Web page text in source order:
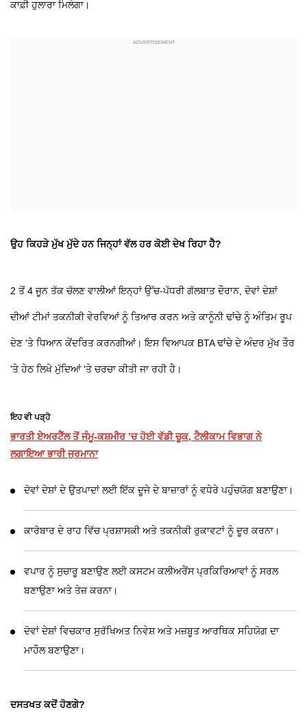
ਕਾਫ਼ੀ ਹੁਲਾਰਾ ਮਿਲੇਗਾ।
ਉਹ ਕਿਹੜੇ ਮੁੱਖ ਮੁੱਦੇ ਹਨ ਜਿਨ੍ਹਾਂ ਵੱਲ ਹਰ ਕੋਈ ਦੇਖ ਰਿਹਾ ਹੈ?
2 ਤੋਂ 4 ਜੂਨ ਤੱਕ ਚੱਲਣ ਵਾਲੀਆਂ ਇਨ੍ਹਾਂ ਉੱਚ-ਪੱਧਰੀ ਗੱਲਬਾਤ ਦੌਰਾਨ, ਦੋਵਾਂ ਦੇਸ਼ਾਂ
ਦੀਆਂ ਟੀਮਾਂ ਤਕਨੀਕੀ ਵੇਰਵਿਆਂ ਨੂੰ ਤਿਆਰ ਕਰਨ ਅਤੇ ਕਾਨੂੰਨੀ ਢਾਂਚੇ ਨੂੰ ਅੰਤਿਮ ਰੂਪ
ਦੇਣ 'ਤੇ ਧਿਆਨ ਕੇਂਦਰਿਤ ਕਰਨਗੀਆਂ। ਇਸ ਵਿਆਪਕ BTA ਢਾਂਚੇ ਦੇ ਅੰਦਰ ਮੁੱਖ ਤੌਰ
'ਤੇ ਹੇਠ ਲਿਖੇ ਮੁੱਦਿਆਂ 'ਤੇ ਚਰਚਾ ਕੀਤੀ ਜਾ ਰਹੀ ਹੈ।
ਇਹ ਵੀ ਪੜ੍ਹੋ
ਭਾਰਤੀ ਏਅਰਟੈੱਲ ਤੋਂ ਜੰਮੂ-ਕਸ਼ਮੀਰ ’ਚ ਹੋਈ ਵੱਡੀ ਚੂਕ, ਟੈਲੀਕਾਮ ਵਿਭਾਗ ਨੇ
ਲਗਾਇਆ ਭਾਰੀ ਜੁਰਮਾਨਾ
ਦੋਵਾਂ ਦੇਸ਼ਾਂ ਦੇ ਉਤਪਾਦਾਂ ਲਈ ਇੱਕ ਦੂਜੇ ਦੇ ਬਾਜ਼ਾਰਾਂ ਨੂੰ ਵਧੇਰੇ ਪਹੁੰਚਯੋਗ ਬਣਾਉਣਾ।
ਕਾਰੋਬਾਰ ਦੇ ਰਾਹ ਵਿੱਚ ਪ੍ਰਸ਼ਾਸਕੀ ਅਤੇ ਤਕਨੀਕੀ ਰੁਕਾਵਟਾਂ ਨੂੰ ਦੂਰ ਕਰਨਾ।
ਵਪਾਰ ਨੂੰ ਸੁਚਾਰੂ ਬਣਾਉਣ ਲਈ ਕਸਟਮ ਕਲੀਅਰੈਂਸ ਪ੍ਰਕਿਰਿਆਵਾਂ ਨੂੰ ਸਰਲ
ਬਣਾਉਣਾ ਅਤੇ ਤੇਜ਼ ਕਰਨਾ।
ਦੋਵਾਂ ਦੇਸ਼ਾਂ ਵਿਚਕਾਰ ਸੁਰੱਖਿਅਤ ਨਿਵੇਸ਼ ਅਤੇ ਮਜ਼ਬੂਤ ​​ਆਰਥਿਕ ਸਹਿਯੋਗ ਦਾ
ਮਾਹੌਲ ਬਣਾਉਣਾ।
ਦਸਤਖਤ ਕਦੋਂ ਹੋਣਗੇ?